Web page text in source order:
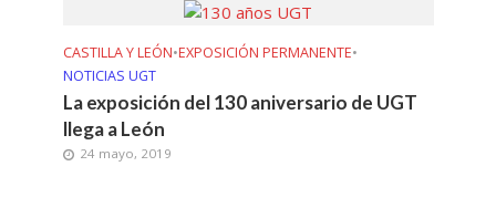
CASTILLA Y LEÓN•EXPOSICIÓN PERMANENTE•
NOTICIAS UGT
La exposición del 130 aniversario de UGT
llega a León
24 mayo, 2019